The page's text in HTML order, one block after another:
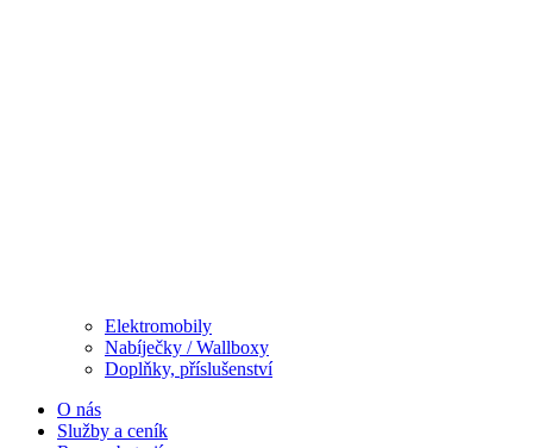
Elektromobily
Nabíječky / Wallboxy
Doplňky, příslušenství
O nás
Služby a ceník